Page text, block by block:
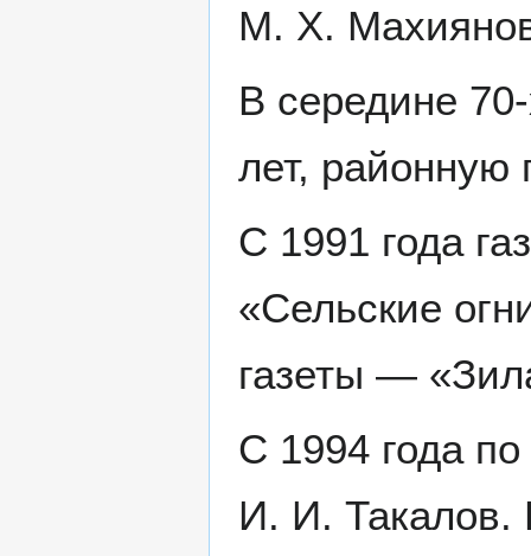
М. Х.
В середине
лет, районную
С 1991 года
«Сельские
газеты —
С 1994 года по
И. И. Такалов.